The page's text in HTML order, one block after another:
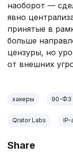
наоборот —
явно
принятые в
больше
цензуры, но
от внешних
хакеры 90-ФЗ
Qrator Labs IP-
Share